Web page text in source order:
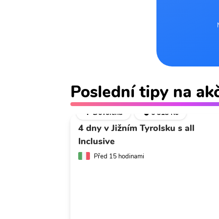
Poslední tipy na
🌴 Dovolená 💣 6 318 Kč
4 dny v Jižním Tyrolsku s all
Inclusive
Před 15 hodinami